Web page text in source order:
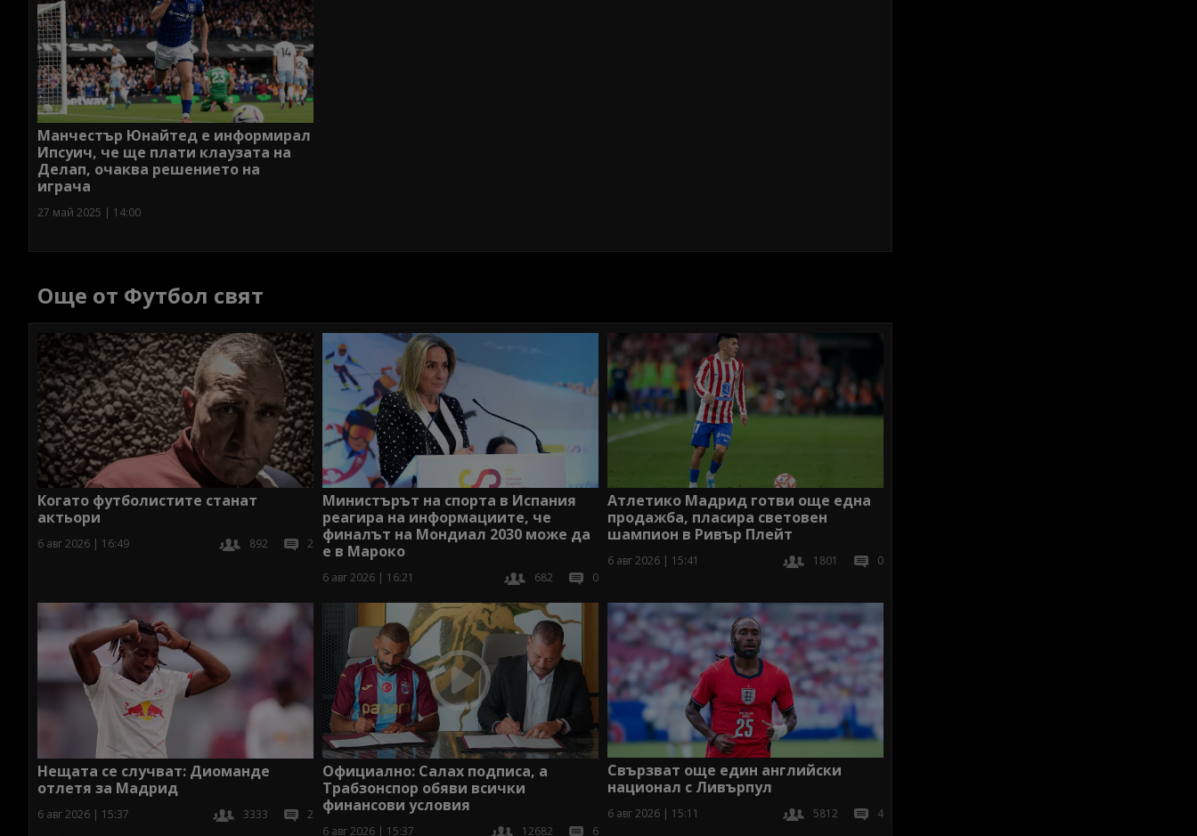
Манчестър Юнайтед е информирал
Ипсуич, че ще плати клаузата на
Делап, очаква решението на
играча
27 май 2025 | 14:00
Още от Футбол свят
Когато футболистите станат
актьори
6 авг 2026 | 16:49 892 2
Министърът на спорта в Испания
реагира на информациите, че
финалът на Мондиал 2030 може да
е в Мароко
6 авг 2026 | 16:21 682 0
Атлетико Мадрид готви още една
продажба, пласира световен
шампион в Ривър Плейт
6 авг 2026 | 15:41 1801 0
Нещата се случват: Диоманде
отлетя за Мадрид
6 авг 2026 | 15:37 3333 2
Официално: Салах подписа, а
Трабзонспор обяви всички
финансови условия
6 авг 2026 | 15:37 12682 6
Свързват още един английски
национал с Ливърпул
6 авг 2026 | 15:11 5812 4